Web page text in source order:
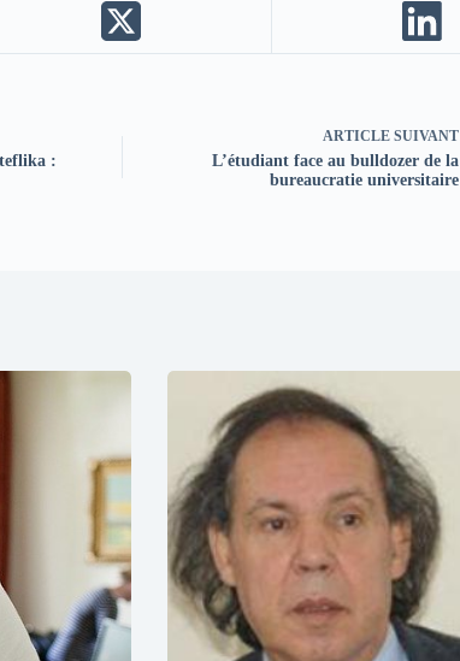
:
ARTICLE SUIVANT
L’étudiant face au bulldozer de la
bureaucratie universitaire